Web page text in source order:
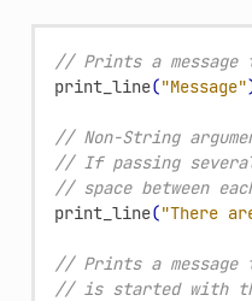
// Prints a message
print_line("Message"
// Non-String
// If passing
// space between
print_line("There
// Prints a message
// is started with